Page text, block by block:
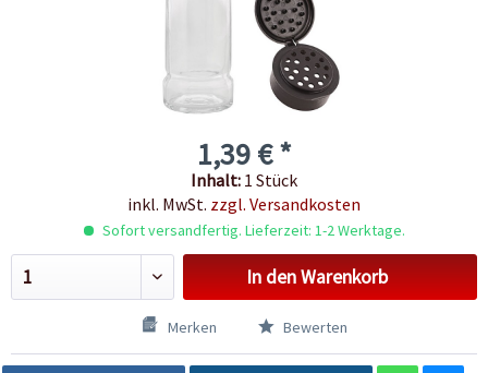
1,39 € *
Inhalt: 1 Stück
inkl. MwSt. zzgl. Versandkosten
Sofort versandfertig. Lieferzeit: 1-2 Werktage.
In denWarenkorb
Merken Bewerten